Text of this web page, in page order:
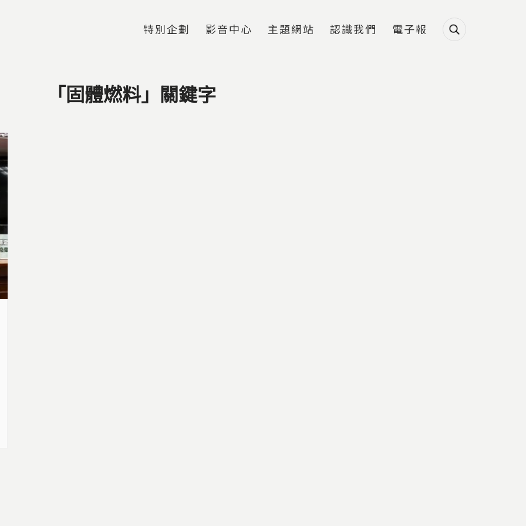
特別企劃 影音中心 主題網站 認識我們 電子報
「固體燃料」關鍵字